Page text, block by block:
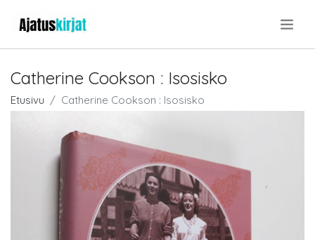
Catherine Cookson : Isosisko
Etusivu Catherine Cookson : Isosisko